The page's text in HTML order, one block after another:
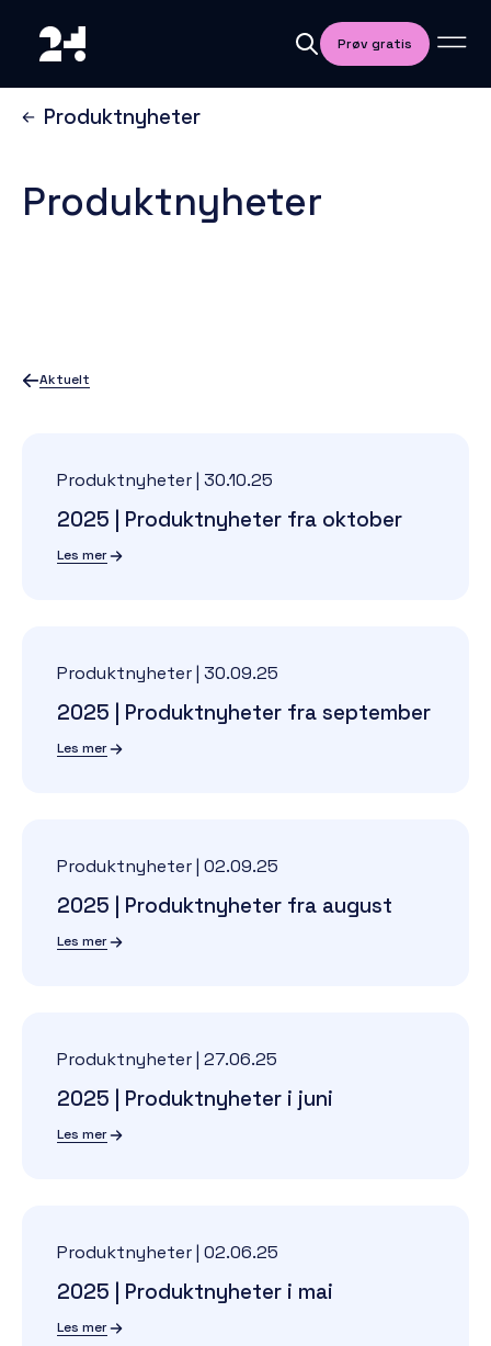
Prøv gratis
Produktnyheter
Produktnyheter
Aktuelt
Produktnyheter| 30.10.25
2025 | Produktnyheter fra oktober
Les mer
Produktnyheter| 30.09.25
2025 | Produktnyheter fra september
Les mer
Produktnyheter| 02.09.25
2025 | Produktnyheter fra august
Les mer
Produktnyheter| 27.06.25
2025 | Produktnyheter i juni
Les mer
Produktnyheter| 02.06.25
2025 | Produktnyheter i mai
Les mer